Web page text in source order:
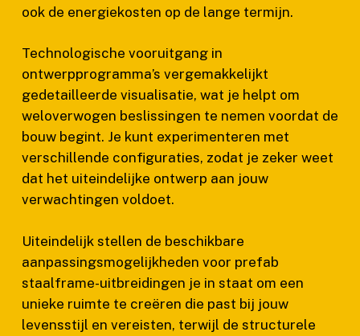
ook de energiekosten op de lange termijn.
Technologische vooruitgang in
ontwerpprogramma’s vergemakkelijkt
gedetailleerde visualisatie, wat je helpt om
weloverwogen beslissingen te nemen voordat de
bouw begint. Je kunt experimenteren met
verschillende configuraties, zodat je zeker weet
dat het uiteindelijke ontwerp aan jouw
verwachtingen voldoet.
Uiteindelijk stellen de beschikbare
aanpassingsmogelijkheden voor prefab
staalframe-uitbreidingen je in staat om een
unieke ruimte te creëren die past bij jouw
levensstijl en vereisten, terwijl de structurele